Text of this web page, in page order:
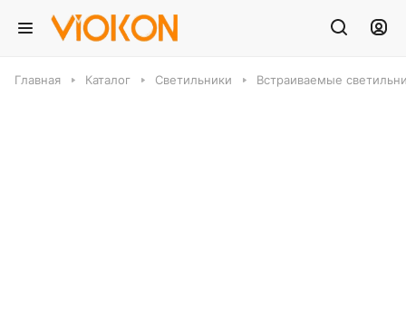
Главная Каталог Светильники Встраиваемые